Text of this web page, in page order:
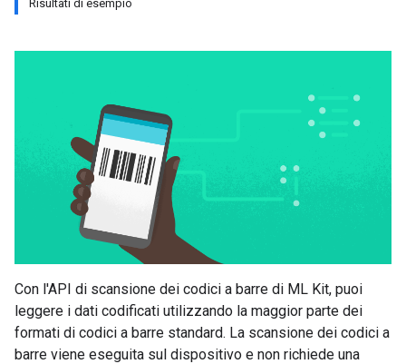
Risultati di esempio
Con l'API di scansione dei codici a barre di ML Kit, puoi
leggere i dati codificati utilizzando la maggior parte dei
formati di codici a barre standard. La scansione dei codici a
barre viene eseguita sul dispositivo e non richiede una